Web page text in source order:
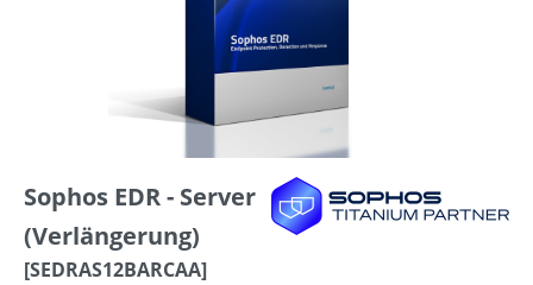
Sophos EDR - Server
(Verlängerung)
[SEDRAS12BARCAA]